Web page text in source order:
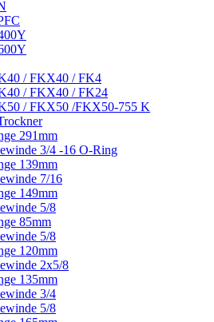
/ FKX40 / FK4
/ FKX40 / FK24
/ FKX50 /FKX50-755 K
291mm
3/4 -16 O-Ring
139mm
7/16
149mm
5/8
85mm
5/8
120mm
2x5/8
135mm
3/4
5/8